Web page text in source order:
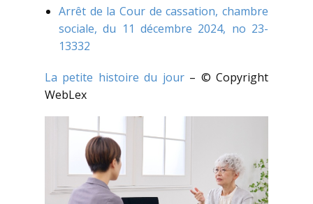
Arrêt de la Cour de cassation, chambre
sociale, du 11 décembre 2024, no 23-
13332
La petite histoire du jour– © Copyright
WebLex